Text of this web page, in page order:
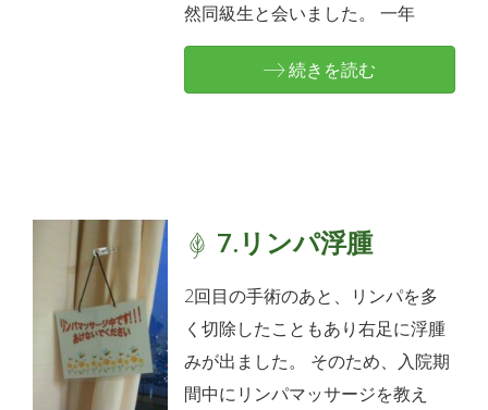
然同級生と会いました。 一年
続きを読む
7.リンパ浮腫
2回目の手術のあと、リンパを多
く切除したこともあり右足に浮腫
みが出ました。 そのため、入院期
間中にリンパマッサージを教え